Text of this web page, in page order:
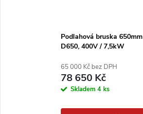
Podlahová bruska 650mm
D650, 400V / 7,5kW
65 000 Kč bez DPH
78 650 Kč
Skladem 4 ks